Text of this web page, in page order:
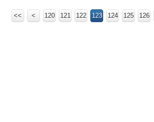
<< < 100
110
120 121 122 123 124 125 126